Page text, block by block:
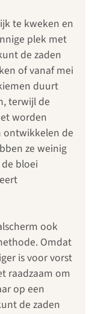
te kweken en
plek met
de zaden
of vanaf mei
duurt
terwijl de
worden
ontwikkelen de
ze weinig
bloei
ook
Omdat
is voor vorst
raadzaam om
op een
de zaden